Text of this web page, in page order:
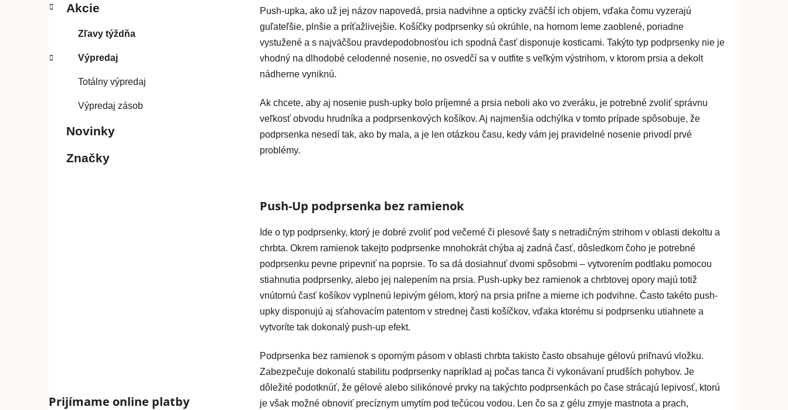
Akcie
Zľavy týždňa
Výpredaj
Totálny výpredaj
Výpredaj zásob
Novinky
Značky
Prijímame online platby
Push-upka, ako už jej názov napovedá, prsia nadvihne a opticky zväčší ich objem, vďaka čomu vyzerajú
guľateľšie, plnšie a príťažlivejšie. Košíčky podprsenky sú okrúhle, na hornom leme zaoblené, poriadne
vystužené a s najväčšou pravdepodobnosťou ich spodná časť disponuje kosticami. Takýto typ podprsenky nie je
vhodný na dlhodobé celodenné nosenie, no osvedčí sa v outfite s veľkým výstrihom, v ktorom prsia a dekolt
nádherne vyniknú.
Ak chcete, aby aj nosenie push-upky bolo príjemné a prsia neboli ako vo zveráku, je potrebné zvoliť správnu
veľkosť obvodu hrudníka a podprsenkových košíkov. Aj najmenšia odchýlka v tomto prípade spôsobuje, že
podprsenka nesedí tak, ako by mala, a je len otázkou času, kedy vám jej pravidelné nosenie privodí prvé
problémy.
Push-Up podprsenka bez ramienok
Ide o typ podprsenky, ktorý je dobré zvoliť pod večerné či plesové šaty s netradičným strihom v oblasti dekoltu a
chrbta. Okrem ramienok takejto podprsenke mnohokrát chýba aj zadná časť, dôsledkom čoho je potrebné
podprsenku pevne pripevniť na poprsie. To sa dá dosiahnuť dvomi spôsobmi – vytvorením podtlaku pomocou
stiahnutia podprsenky, alebo jej nalepením na prsia. Push-upky bez ramienok a chrbtovej opory majú totiž
vnútornú časť košíkov vyplnenú lepivým gélom, ktorý na prsia priľne a mierne ich podvihne. Často takéto push-
upky disponujú aj sťahovacím patentom v strednej časti košíčkov, vďaka ktorému si podprsenku utiahnete a
vytvoríte tak dokonalý push-up efekt.
Podprsenka bez ramienok s oporným pásom v oblasti chrbta takisto často obsahuje gélovú priľnavú vložku.
Zabezpečuje dokonalú stabilitu podprsenky napríklad aj počas tanca či vykonávaní prudších pohybov. Je
dôležité podotknúť, že gélové alebo silikónové prvky na takýchto podprsenkách po čase strácajú lepivosť, ktorú
je však možné obnoviť precíznym umytím pod tečúcou vodou. Len čo sa z gélu zmyje mastnota a prach,